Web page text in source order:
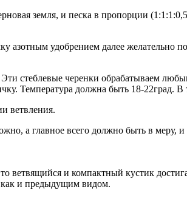
земля, и песка в пропорции
азотным удобрением далее
стеблевые черенки обрабатываем
Температура должна быть 18-22град. В
ветвления.
а главное всего должно быть в меру,
ветвящийся и компактный кустик
как и предыдущим видом.